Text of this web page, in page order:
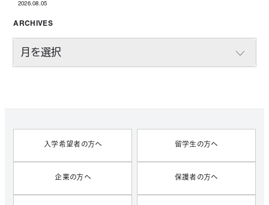
2026.08.05
ARCHIVES
入学希望者の方へ 留学生の方へ
企業の方へ 保護者の方へ